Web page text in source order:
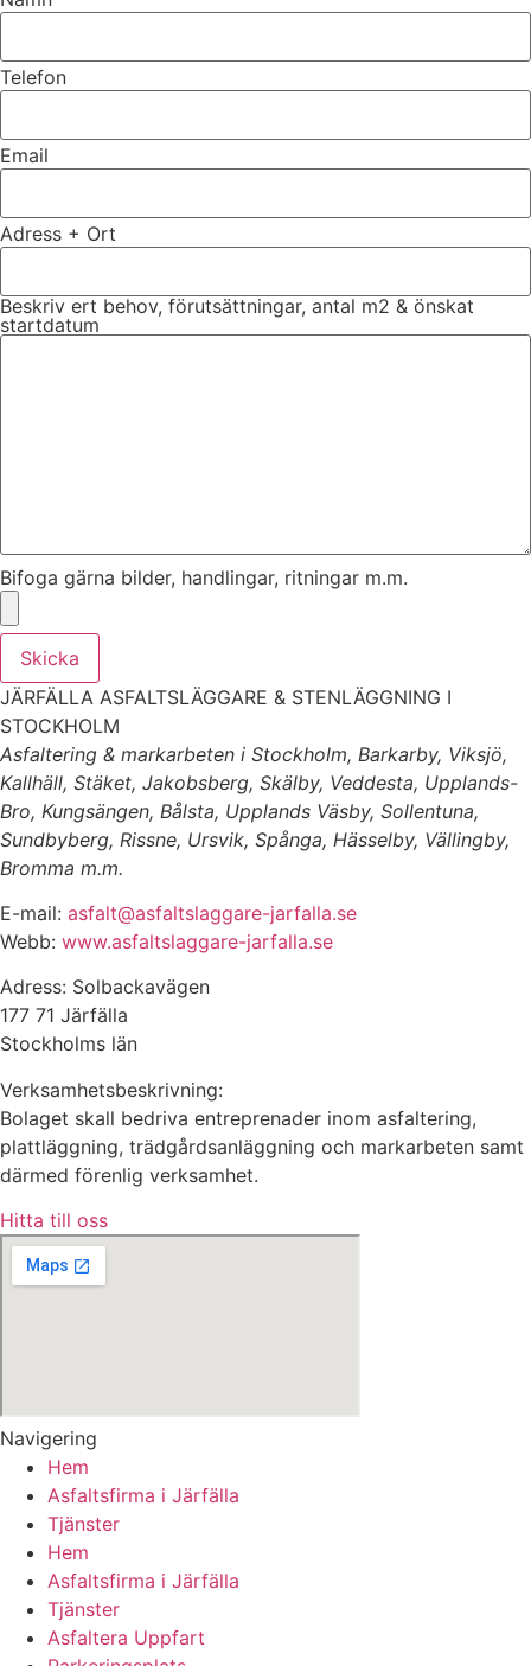
Telefon
Email
Adress + Ort
Beskriv ert behov, förutsättningar, antal m2 & önskat
startdatum
Bifoga gärna bilder, handlingar, ritningar m.m.
Skicka
JÄRFÄLLA ASFALTSLÄGGARE & STENLÄGGNING I
STOCKHOLM
Asfaltering & markarbeten i Stockholm, Barkarby, Viksjö,
Kallhäll, Stäket, Jakobsberg, Skälby, Veddesta, Upplands-
Bro, Kungsängen, Bålsta, Upplands Väsby, Sollentuna,
Sundbyberg, Rissne, Ursvik, Spånga, Hässelby, Vällingby,
Bromma m.m.
E-mail: asfalt@asfaltslaggare-jarfalla.se
Webb: www.asfaltslaggare-jarfalla.se
Adress: Solbackavägen
177 71 Järfälla
Stockholms län
Verksamhetsbeskrivning:
Bolaget skall bedriva entreprenader inom asfaltering,
plattläggning, trädgårdsanläggning och markarbeten samt
därmed förenlig verksamhet.
Hitta till oss
Navigering
Hem
Asfaltsfirma i Järfälla
Tjänster
Hem
Asfaltsfirma i Järfälla
Tjänster
Asfaltera Uppfart